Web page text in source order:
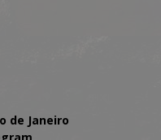
de Janeiro